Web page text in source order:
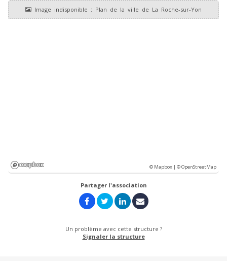
© Mapbox |© OpenStreetMap
Partager l'association
Un problème avec cette structure ?
Signaler la structure